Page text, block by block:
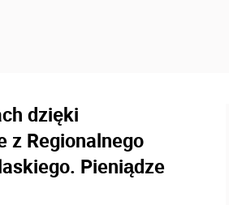
dzięki
z Regionalnego
Pieniądze